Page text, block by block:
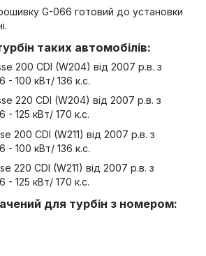
G-066 готовий до установки
таких автомобілів:
200 CDI (W204) від 2007 р.в. з
- 100 кВт/ 136 к.с.
220 CDI (W204) від 2007 р.в. з
- 125 кВт/ 170 к.с.
200 CDI (W211) від 2007 р.в. з
- 100 кВт/ 136 к.с.
220 CDI (W211) від 2007 р.в. з
- 125 кВт/ 170 к.с.
для турбін з номером: